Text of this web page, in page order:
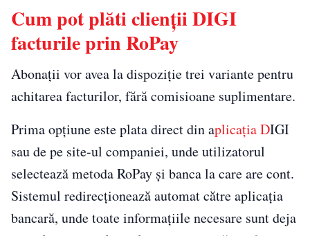
Cum pot plăti clienții DIGI
facturile prin RoPay
Abonații vor avea la dispoziție trei variante pentru
achitarea facturilor, fără comisioane suplimentare.
Prima opțiune este plata direct din aplicația DIGI
sau de pe site-ul companiei, unde utilizatorul
selectează metoda RoPay și banca la care are cont.
Sistemul redirecționează automat către aplicația
bancară, unde toate informațiile necesare sunt deja